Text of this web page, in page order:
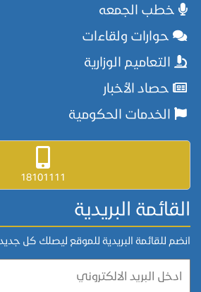
خطب الجمعه
حوارات ولقاءات
التعاميم الوزارية
حصاد الأخبار
الخدمات الحكومية
18101111
القائمة البريدية
انضم للقائمة البريدية للموقع ليصلك كل جديد